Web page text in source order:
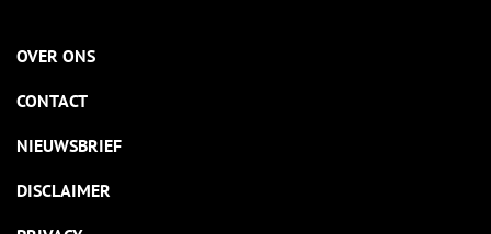
OVER ONS
CONTACT
NIEUWSBRIEF
DISCLAIMER